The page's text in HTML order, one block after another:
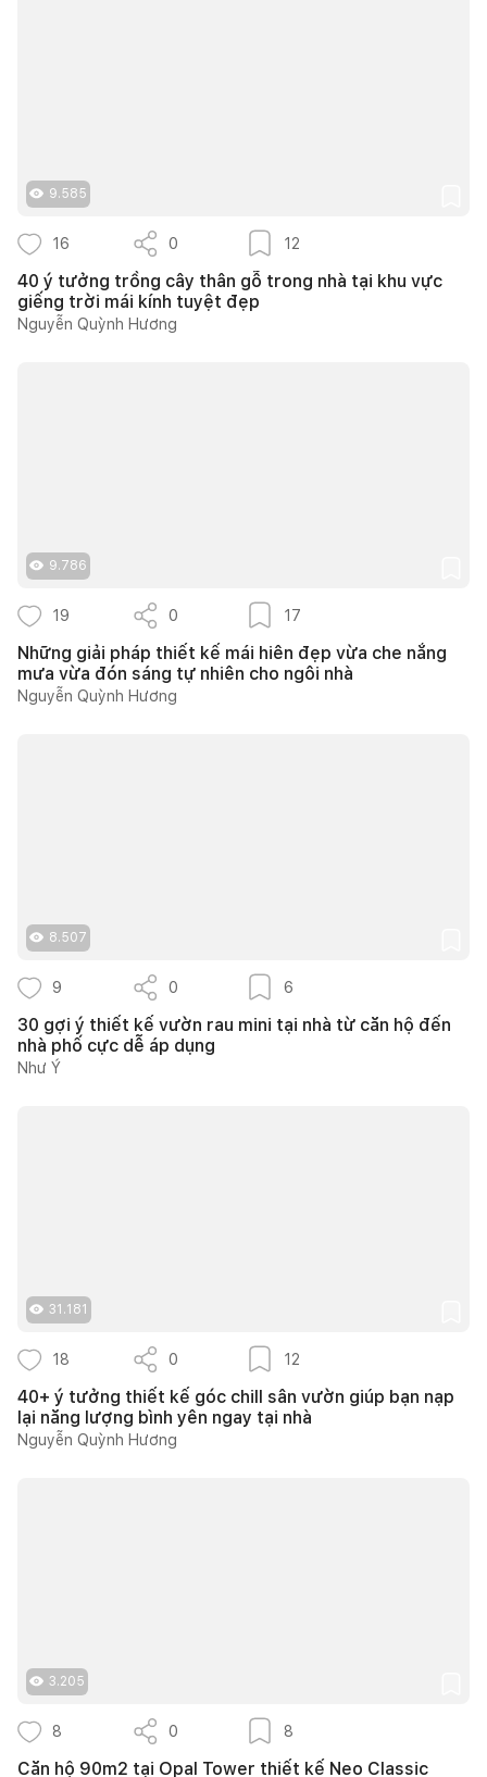
9.585
16 0 12
40 ý tưởng trồng cây thân gỗ trong nhà tại khu vực
giếng trời mái kính tuyệt đẹp
Nguyễn Quỳnh Hương
9.786
19 0 17
Những giải pháp thiết kế mái hiên đẹp vừa che nắng
mưa vừa đón sáng tự nhiên cho ngôi nhà
Nguyễn Quỳnh Hương
8.507
9 0 6
30 gợi ý thiết kế vườn rau mini tại nhà từ căn hộ đến
nhà phố cực dễ áp dụng
Như Ý
31.181
18 0 12
40+ ý tưởng thiết kế góc chill sân vườn giúp bạn nạp
lại năng lượng bình yên ngay tại nhà
Nguyễn Quỳnh Hương
3.205
8 0 8
Căn hộ 90m2 tại Opal Tower thiết kế Neo Classic